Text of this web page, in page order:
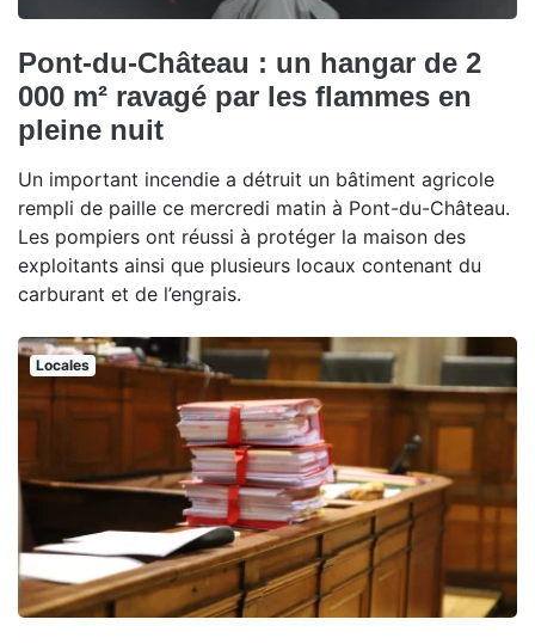
Pont-du-Château : un hangar de 2
000 m² ravagé par les flammes en
pleine nuit
Un important incendie a détruit un bâtiment agricole
rempli de paille ce mercredi matin à Pont-du-Château.
Les pompiers ont réussi à protéger la maison des
exploitants ainsi que plusieurs locaux contenant du
carburant et de l’engrais.
Locales